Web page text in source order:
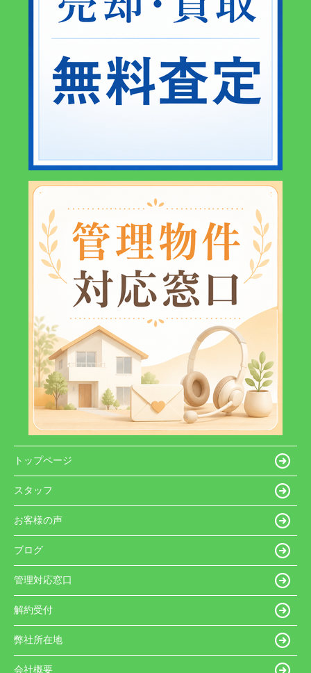
トップページ
スタッフ
お客様の声
ブログ
管理対応窓口
解約受付
弊社所在地
会社概要